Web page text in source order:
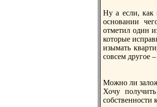
Ну а если, как
оcновании
отметил один
которые
изымать
совсем другое
Можно ли
Хочу
собственноcти